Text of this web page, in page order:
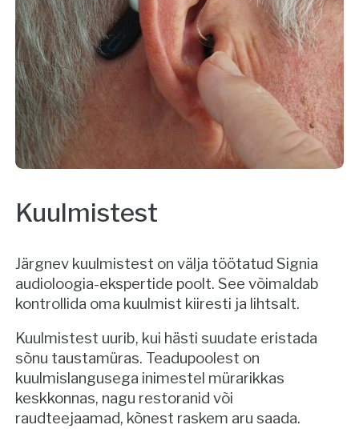
Kuulmistest
Järgnev kuulmistest on välja töötatud Signia
audioloogia-ekspertide poolt. See võimaldab
kontrollida oma kuulmist kiiresti ja lihtsalt.
Kuulmistest uurib, kui hästi suudate eristada
sõnu taustamüras. Teadupoolest on
kuulmislangusega inimestel mürarikkas
keskkonnas, nagu restoranid või
raudteejaamad, kõnest raskem aru saada.